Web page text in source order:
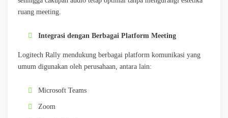
ruang meeting.
Integrasi dengan Berbagai Platform Meeting
Logitech Rally mendukung berbagai platform komunikasi yang
umum digunakan oleh perusahaan, antara lain:
Microsoft Teams
Zoom